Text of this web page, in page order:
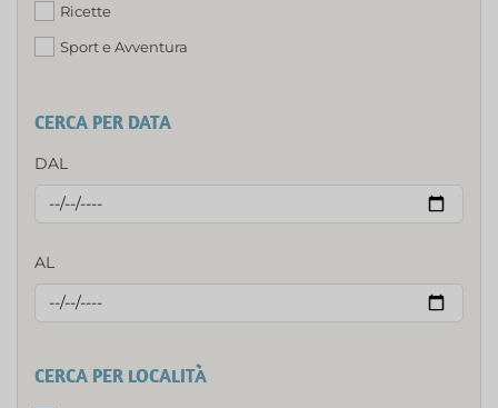
Ricette
Sport e Avventura
CERCA PER DATA
DAL
AL
CERCA PER LOCALITÀ